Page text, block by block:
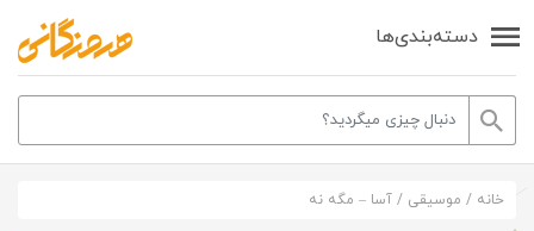
دسته‌بندی‌ها
خانه / موسیقی / آسا – مگه نه